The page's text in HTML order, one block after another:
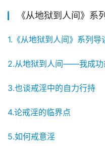
《从地狱到人间》系列
1.《从地狱到人间》系列导
2.从地狱到人间——我成功
3.也谈戒淫中的自力行持
4.论戒淫的临界点
5.如何戒意淫